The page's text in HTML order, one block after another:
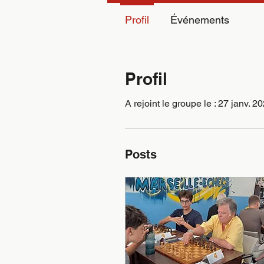
Profil
A rejoint le groupe le : 27 janv.
Posts
Profil Événements